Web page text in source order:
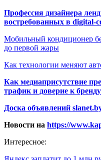
Профессия дизайнера
востребованных в digital-
Мобильный кондиционер
до первой жары
Как технологии меняют
Как медиаприсутствие
трафик и доверие к бренду
Доска объявлений
Новости на https://
Интересное: